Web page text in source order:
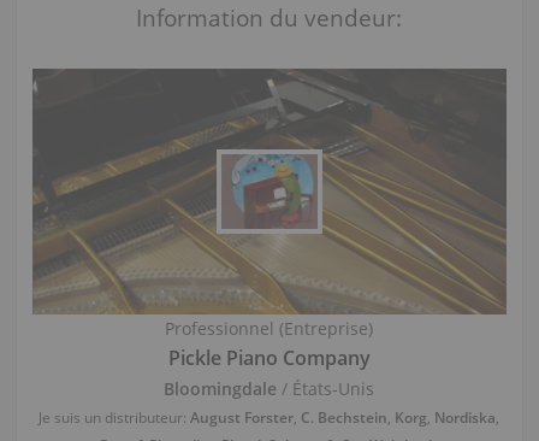
Information du vendeur:
Professionnel (Entreprise)
Pickle Piano Company
Bloomingdale / États-Unis
Je suis un distributeur:August Forster C. Bechstein Korg Nordiska